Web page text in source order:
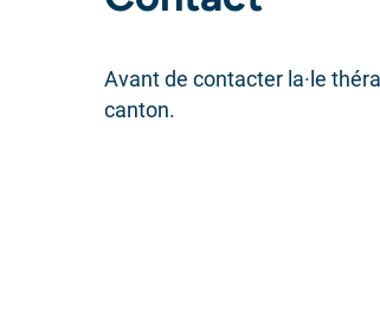
Avant de contacter la·le
canton.